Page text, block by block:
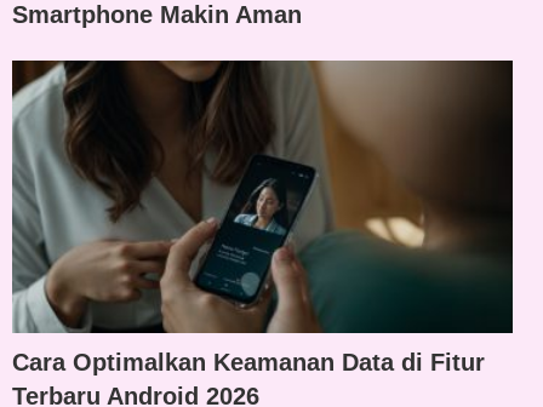
Smartphone Makin Aman
Cara Optimalkan Keamanan Data di Fitur
Terbaru Android 2026